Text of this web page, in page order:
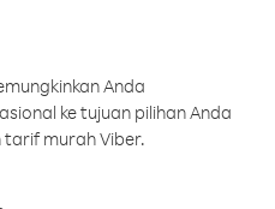
Anda
ke tujuan pilihan Anda
tarif murah Viber.